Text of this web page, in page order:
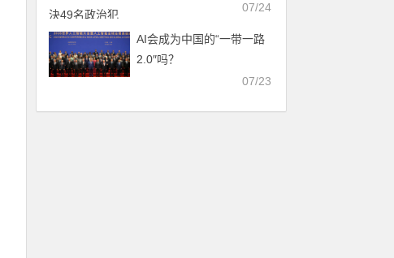
07/24
AI会成为中国的“一带一路
2.0″吗？
07/23